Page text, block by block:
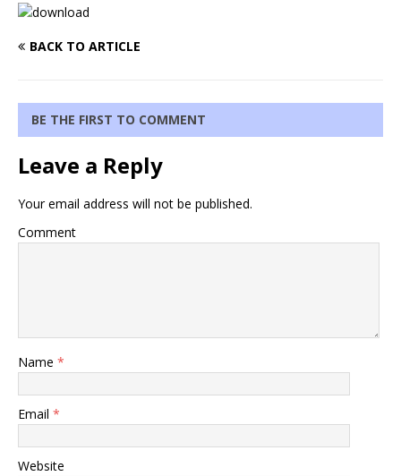
BACK TO ARTICLE
BE THE FIRST TO COMMENT
Leave a Reply
Your email address will not be published.
Comment
Name *
Email *
Website